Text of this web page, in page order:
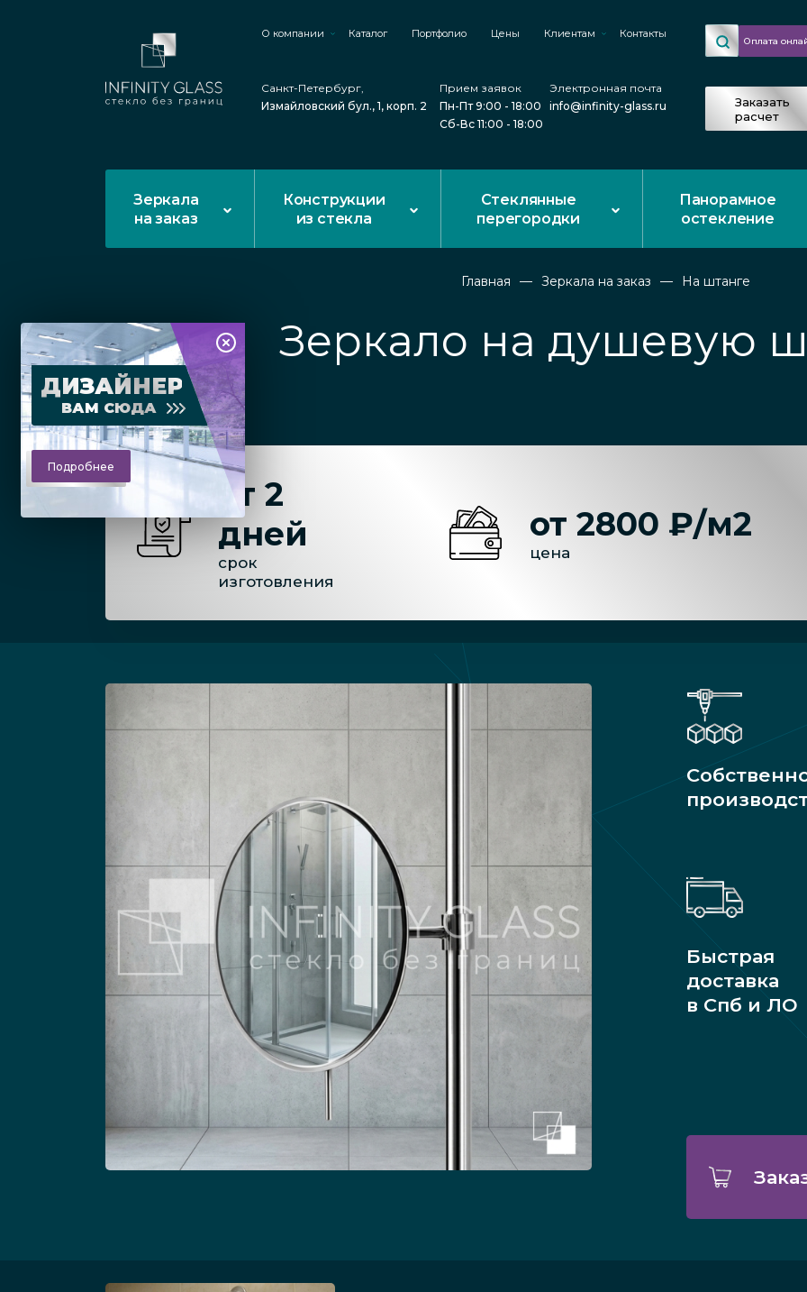
О компании Каталог Портфолио Цены Клиентам Контакты
Санкт-Петербург,
Измайловский бул., 1, корп. 2
Прием заявок
Пн-Пт 9:00 - 18:00
Сб-Вс 11:00 - 18:00
Электронная почта
info@infinity-glass.ru
Оплата
Заказать
расчет
Зеркала
на заказ
Конструкции
из стекла
Стеклянные
перегородки
Панорамное
остекление
Главная Зеркала на заказ На штанге
Зеркало на душевую
ДИЗАЙНЕР
ВАМ СЮДА
Подробнее
от 2
дней
срок
изготовления
от 2800 ₽/м2
цена
Быстрая
доставка
в Спб и ЛО